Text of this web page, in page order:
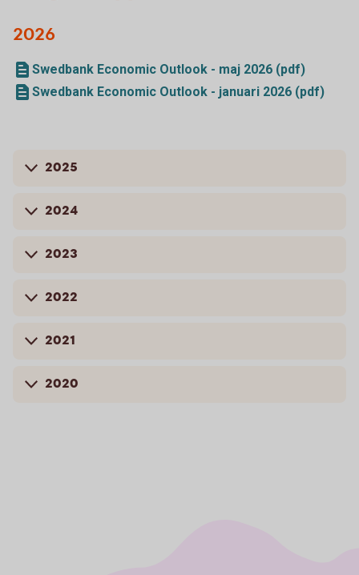
2026
Swedbank Economic Outlook - maj 2026 (pdf)
Swedbank Economic Outlook - januari 2026 (pdf)
2025
2024
2023
2022
2021
2020